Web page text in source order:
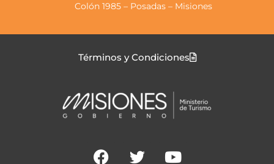
Colón 1985 – Posadas – Misiones
Términos y Condiciones